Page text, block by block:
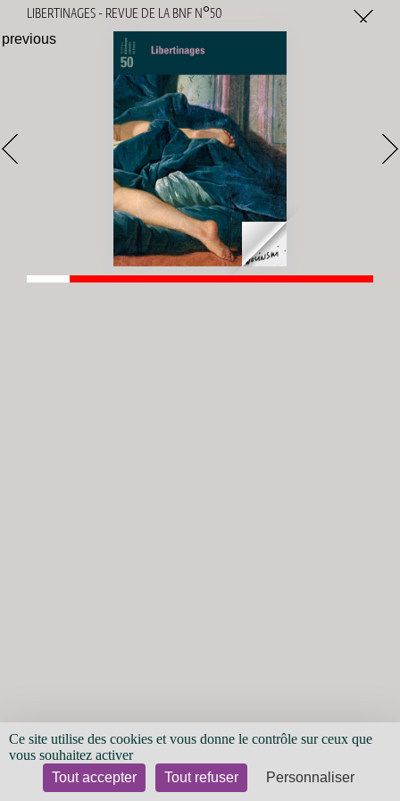
Gestion des cookies
Ce site utilise des cookies et vous donne le contrôle sur ceux que
vous souhaitez activer
Tout accepter
Tout refuser Personnaliser
previous
LIBERTINAGES - REVUE DE LA BNF N°50